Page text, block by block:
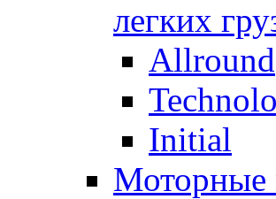
легких
Allround
Initial
Моторные